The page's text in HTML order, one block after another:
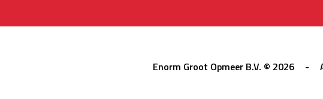
Enorm Groot Opmeer B.V. © 2026 -